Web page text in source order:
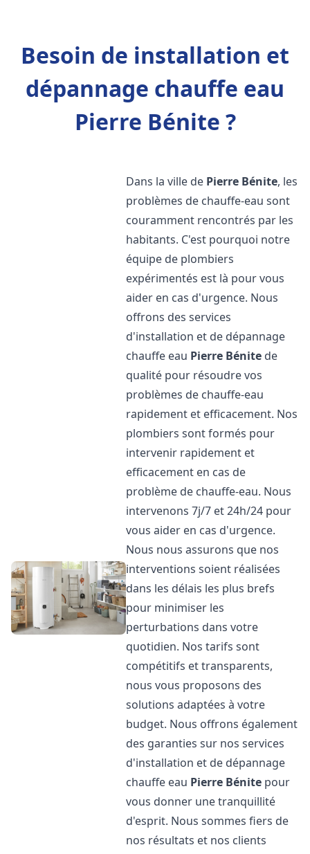
Besoin de installation et
dépannage chauffe eau
Pierre Bénite ?
Dans la ville de Pierre Bénite, les
problèmes de chauffe-eau sont
couramment rencontrés par les
habitants. C'est pourquoi notre
équipe de plombiers
expérimentés est là pour vous
aider en cas d'urgence. Nous
offrons des services
d'installation et de dépannage
chauffe eau Pierre Bénite de
qualité pour résoudre vos
problèmes de chauffe-eau
rapidement et efficacement. Nos
plombiers sont formés pour
intervenir rapidement et
efficacement en cas de
problème de chauffe-eau. Nous
intervenons 7j/7 et 24h/24 pour
vous aider en cas d'urgence.
Nous nous assurons que nos
interventions soient réalisées
dans les délais les plus brefs
pour minimiser les
perturbations dans votre
quotidien. Nos tarifs sont
compétitifs et transparents,
nous vous proposons des
solutions adaptées à votre
budget. Nous offrons également
des garanties sur nos services
d'installation et de dépannage
chauffe eau Pierre Bénite pour
vous donner une tranquillité
d'esprit. Nous sommes fiers de
nos résultats et nos clients